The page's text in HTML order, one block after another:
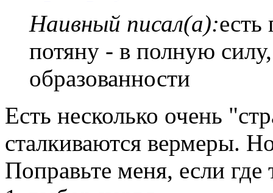
Наивный писал(а):есть
потяну - в полную
образованности
Есть несколько очень
сталкиваются вермеры.
Поправьте меня, если где